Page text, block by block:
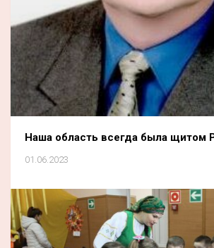
Наша область всегда была щитом
01.06.2023